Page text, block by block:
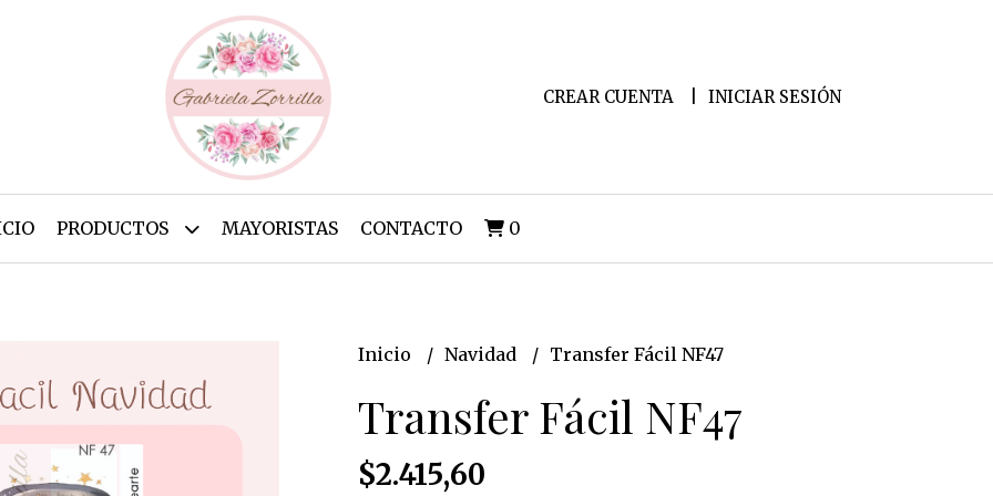
CREAR CUENTA INICIAR SESIÓN
PRODUCTOS MAYORISTAS CONTACTO 0
Inicio Navidad Transfer Fácil NF47
Transfer Fácil NF47
$2.415,60